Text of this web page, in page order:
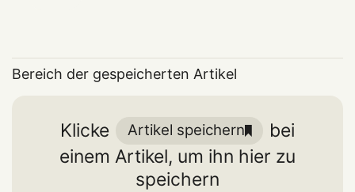
Bereich der gespeicherten Artikel
Klicke Artikel speichern
bei
einem Artikel, um ihn hier zu
speichern